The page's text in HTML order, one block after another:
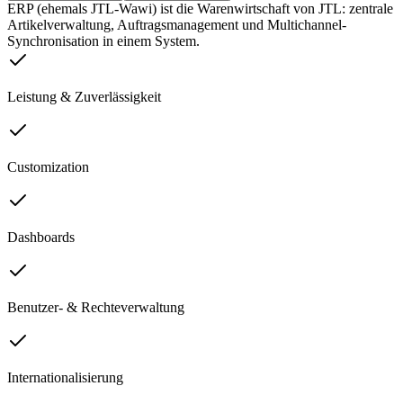
ERP (ehemals JTL-Wawi) ist die Warenwirtschaft von JTL: zentrale
Artikelverwaltung, Auftragsmanagement und Multichannel-
Synchronisation in einem System.
Leistung & Zuverlässigkeit
Customization
Dashboards
Benutzer- & Rechteverwaltung
Internationalisierung